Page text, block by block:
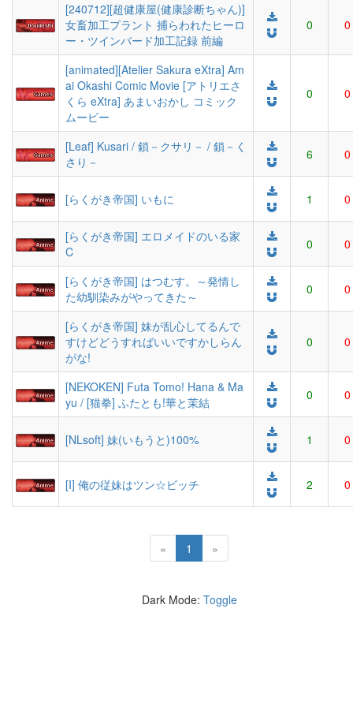
[240712][超健康屋(健康診断ちゃん)]
女畜加工プラント 捕らわれたヒーロ
ー・ツインバード加工記録 前編
0 0
[animated][Atelier Sakura eXtra] Am
ai Okashi Comic Movie [アトリエさ
くら eXtra] あまいおかし コミック
ムービー
0 0
[Leaf] Kusari / 鎖－クサリ－ / 鎖－く
さり－
6 0
[らくがき帝国] いもに 1 0
[らくがき帝国] エロメイドのいる家
C
0 0
[らくがき帝国] はつむす。～発情し
た幼馴染みがやってきた～
0 0
[らくがき帝国] 妹が乱心してるんで
すけどどうすればいいですかしらん
がな!
0 0
[NEKOKEN] Futa Tomo! Hana & Ma
yu / [猫拳] ふたとも!華と茉結
0 0
[NLsoft] 妹(いもうと)100% 1 0
[I] 俺の従妹はツン☆ビッチ 2 0
« 1 (current)
»
Dark Mode: Toggle